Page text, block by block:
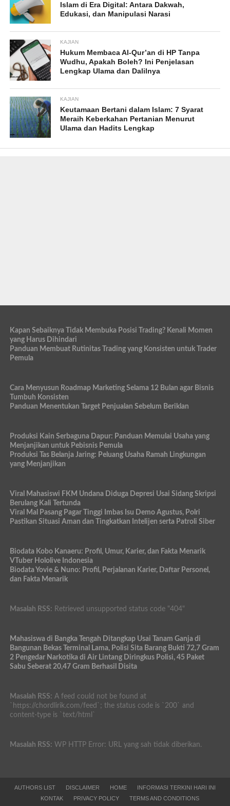
Islam di Era Digital: Antara Dakwah,
Edukasi, dan Manipulasi Narasi
KAJIAN
Hukum Membaca Al-Qur’an di HP Tanpa
Wudhu, Apakah Boleh? Ini Penjelasan
Lengkap Ulama dan Dalilnya
KAJIAN
Keutamaan Bertani dalam Islam: 7 Syarat
Meraih Keberkahan Pertanian Menurut
Ulama dan Hadits Lengkap
Kapan Sebaiknya Tidak Membuka Posisi Trading? Kenali Momen
yang Harus Dihindari
Panduan Membuat Rutinitas Trading yang Konsisten untuk Trader
Pemula
Cara Menyusun Roadmap Marketing Selama 12 Bulan agar Bisnis
Tumbuh Konsisten
Panduan Menentukan Target Penjualan Sebelum Beriklan
Produksi Kain Serbaguna Dapur: Panduan Memulai Usaha yang
Menjanjikan untuk Pebisnis Pemula
Produksi Tas Belanja Jaring: Peluang Usaha Ramah Lingkungan
yang Menjanjikan
Viral Mahasiswi FKM Undana Diduga Depresi Usai Sidang Skripsi
Berulang Kali Tertunda
Viral Mal Pasang Pagar Tinggi Imbas Isu Demo Agustus, Polri
Pastikan Situasi Aman dan Tingkatkan Intelijen serta Patroli Siber
Biodata Kobo Kanaeru: Profil, Umur, Karier, dan Fakta Menarik
VTuber Hololive Indonesia
Biodata Yovie & Nuno: Profil, Perjalanan Karier, Daftar Personel,
dan Fakta Menarik
Masalah RSS: Retrieved unsupported status code "404"
Mahasiswa di Bangka Tengah Ditangkap Usai Tanam Ganja di
Bangunan Bekas Terminal Lama, Polisi Sita Barang Bukti 72,7 Gram
2 Pengedar Narkotika di Air Lintang Diringkus Polisi, 45 Paket
Sabu Seberat 20,47 Gram Berhasil Disita
Masalah RSS: A feed could not be found at
`https://chordlirik.com/feed`; the status code is `200` and
content-type is `text/html`
Masalah RSS: WP HTTP Error: URL yang sah tidak diberikan.
AUTHORS LIST DISCLAIMER HOME
INFORMASI TERKINI HARI INI
KONTAK
PRIVACY POLICY TERMS AND CONDITIONS